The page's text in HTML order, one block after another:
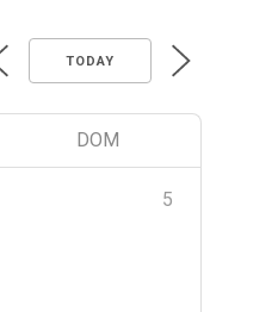
TODAY
DOM
5